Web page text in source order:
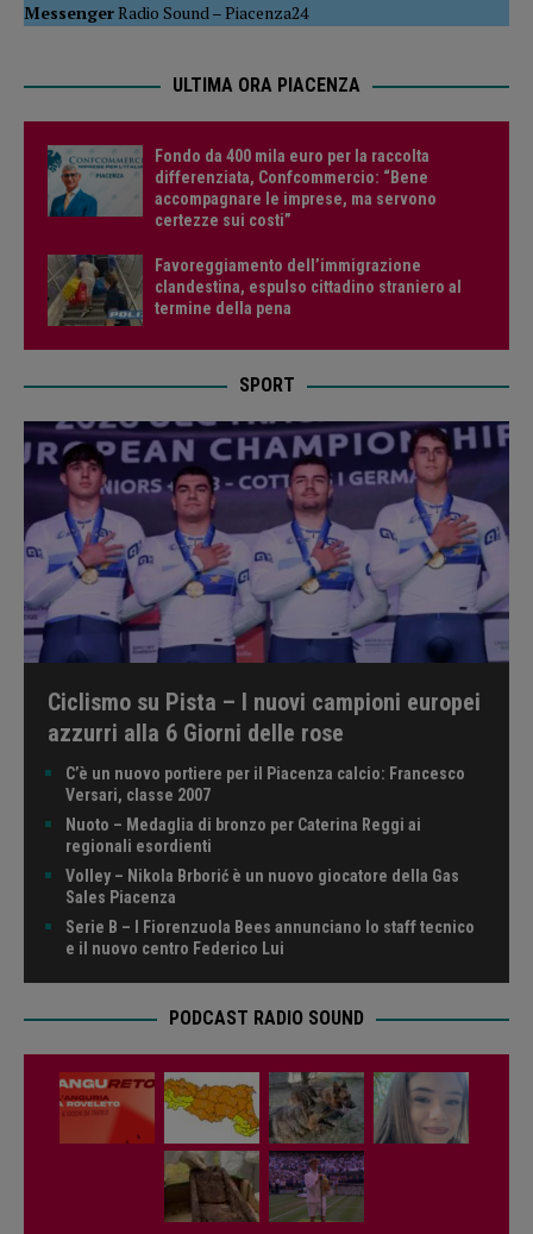
MessengerRadio Sound–Piacenza24
ULTIMA ORA PIACENZA
Fondo da 400 mila euro per la raccolta
differenziata, Confcommercio: “Bene
accompagnare le imprese, ma servono
certezze sui costi”
Favoreggiamento dell’immigrazione
clandestina, espulso cittadino straniero al
termine della pena
SPORT
Ciclismo su Pista – I nuovi campioni europei
azzurri alla 6 Giorni delle rose
C’è un nuovo portiere per il Piacenza calcio: Francesco
Versari, classe 2007
Nuoto – Medaglia di bronzo per Caterina Reggi ai
regionali esordienti
Volley – Nikola Brborić è un nuovo giocatore della Gas
Sales Piacenza
Serie B – I Fiorenzuola Bees annunciano lo staff tecnico
e il nuovo centro Federico Lui
PODCAST RADIO SOUND